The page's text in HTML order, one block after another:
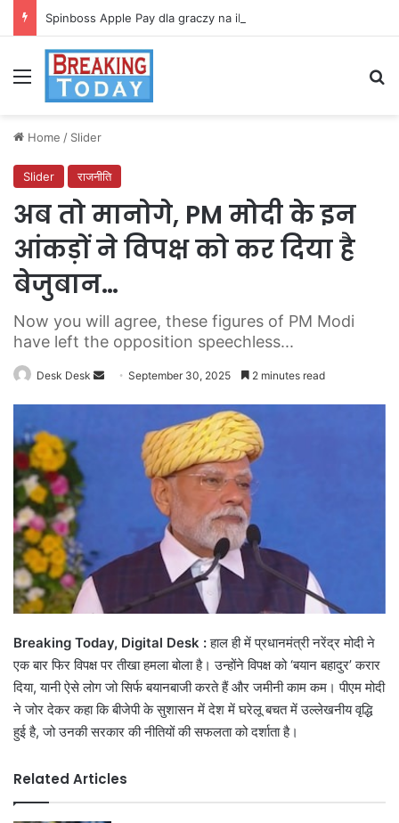
Spinboss Apple Pay dla graczy na iPhone
Menu
Home / Slider
Slider राजनीति
अब तो मानोगे, PM मोदी के इन
आंकड़ों ने विपक्ष को कर दिया है
बेजुबान…
Now you will agree, these figures of PM Modi
have left the opposition speechless...
Desk Desk
SendSeptember 30, 2025 2 minutes read
Breaking Today, Digital Desk :हाल ही में प्रधानमंत्री नरेंद्र मोदी ने
एक बार फिर विपक्ष पर तीखा हमला बोला है। उन्होंने विपक्ष को ‘बयान बहादुर’ करार
दिया, यानी ऐसे लोग जो सिर्फ बयानबाजी करते हैं और जमीनी काम कम। पीएम मोदी
ने जोर देकर कहा कि बीजेपी के सुशासन में देश में घरेलू बचत में उल्लेखनीय वृद्धि
हुई है, जो उनकी सरकार की नीतियों की सफलता को दर्शाता है।
Related Articles